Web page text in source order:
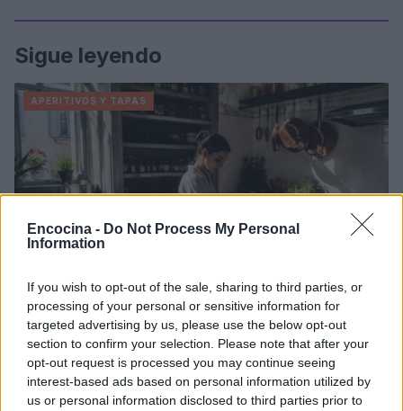
Encocina - Do Not Process My Personal
Information
If you wish to opt-out of the sale, sharing to third parties, or
processing of your personal or sensitive information for
targeted advertising by us, please use the below opt-out
section to confirm your selection. Please note that after your
opt-out request is processed you may continue seeing
interest-based ads based on personal information utilized by
us or personal information disclosed to third parties prior to
Sigue leyendo
APERITIVOS Y TAPAS
Ideas creativas de tapas para acompañar vermut y
bebidas sin alcohol
Andrés Navarro · 6 Ago 2026